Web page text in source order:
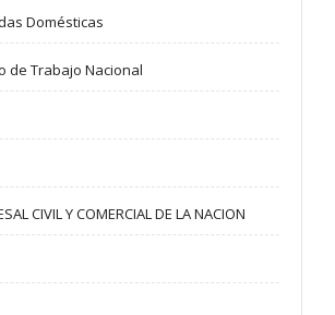
Domésticas
de Trabajo Nacional
CIVIL Y COMERCIAL DE LA NACION